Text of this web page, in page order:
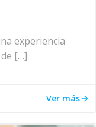
experiencia
[…]
Ver más